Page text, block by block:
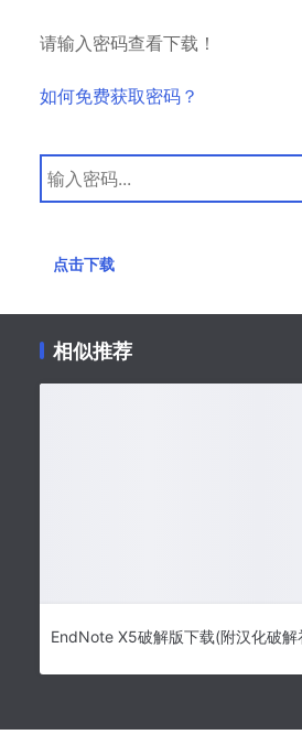
请输入密码查看下载！
如何免费获取密码？
点击下载
相似推荐
EndNote X5破解版下载(附汉化破解